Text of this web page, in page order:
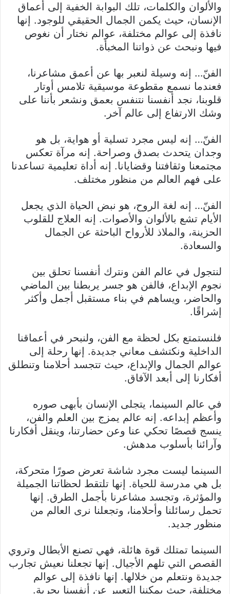
والألوان والكلمات، تلك البوابة الخفية إلى أعماق
الإنسان، حيث يكمن الجمال الحقيقي للوجود. إنها
نافذة إلى عوالم مختلفة، عوالم نختار أن نغوص
فيها ونبحث عن ذواتنا المخبأة.
الفنّ… إنه وسيلة لنعبر بها عن أعمق مشاعرنا،
فعندما نسمع مقطوعة موسيقية تلامس أوتار
قلوبنا، نجد أنفسنا نتنفس بعمق ونشعر بأننا على
وشك الارتفاع إلى عالم آخر.
الفنّ… إنه ليس مجرد تسلية أو هواية، بل هو
وجدان يتحدث بصدق وصراحة. إنه مرآة تعكس
مجتمعنا وثقافتنا وقضايانا. إنه أداة تعليمية تساعدنا
على فهم العالم من منظور مختلف.
الفنّ… إنه لغة الروح، هو نبض الحياة الذي يجعل
الأيام تشع بالألوان والأصوات. إنه العلاج للقلوب
الحزينة، والملاذ للأرواح الباحثة عن الجمال
والسعادة.
لنتجول في عالم الفن ونترك أنفسنا تحلق بين
نجوم الإبداع، فالفن هو جسر يربطنا بين الماضي
والحاضر، ويساهم في بناء مستقبل أجمل وأكثر
إشراقًا.
فلنستمتع بكل لحظة مع الفن، ولنبحر في أعماقنا
الداخلية ونكتشف معاني جديدة. إنها رحلة إلى
عوالم الجمال والإبداع، حيث تتجسد أحلامنا وتنطلق
أفكارنا إلى أبعد الآفاق.
في عالم السينما، يتجلى الإنسان بأبهى صوره
وأعظم إبداعه. إنه عالم يمزج بين العلم والفن،
ينسج قصصًا تحكي عنا وعن حضارتنا، وينقل أفكارنا
وآرائنا بأسلوب مدهش.
السينما ليست مجرد شاشة تعرض صورًا متحركة،
بل هي مدرسة للحياة. إنها تلتقط لحظاتنا الجميلة
والمؤثرة، وتجسد مشاعرنا بأجمل الطرق. إنها
تحمل رسائلنا وأحلامنا، وتجعلنا نرى العالم من
منظور جديد.
السينما تمتلك قوة هائلة، فهي تصنع الأبطال وتروي
القصص التي تلهم الأجيال. إنها تجعلنا نعيش تجارب
جديدة ونتعلم من خلالها. إنها نافذة إلى عوالم
مختلفة، حيث يمكننا التعبير عن أنفسنا بحرية.